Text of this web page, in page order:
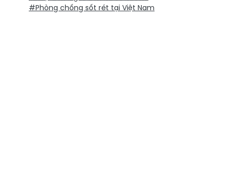
#Phòng chống sốt rét tại Việt Nam